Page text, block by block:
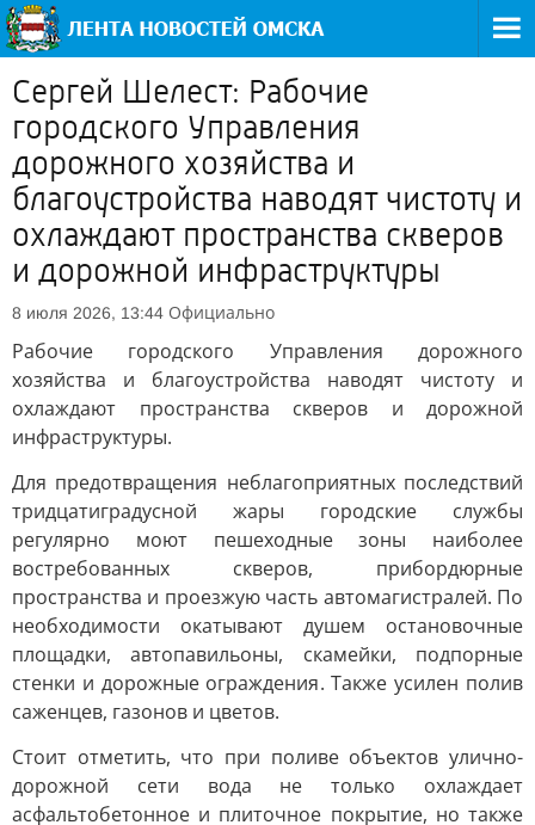
Сергей Шелест: Рабочие
городского Управления
дорожного хозяйства и
благоустройства наводят чистоту и
охлаждают пространства скверов
и дорожной инфраструктуры
8 июля 2026, 13:44 Официально
Рабочие городского Управления дорожного
хозяйства и благоустройства наводят чистоту и
охлаждают пространства скверов и дорожной
инфраструктуры.
Для предотвращения неблагоприятных последствий
тридцатиградусной жары городские службы
регулярно моют пешеходные зоны наиболее
востребованных скверов, прибордюрные
пространства и проезжую часть автомагистралей. По
необходимости окатывают душем остановочные
площадки, автопавильоны, скамейки, подпорные
стенки и дорожные ограждения. Также усилен полив
саженцев, газонов и цветов.
Стоит отметить, что при поливе объектов улично-
дорожной сети вода не только охлаждает
асфальтобетонное и плиточное покрытие, но также